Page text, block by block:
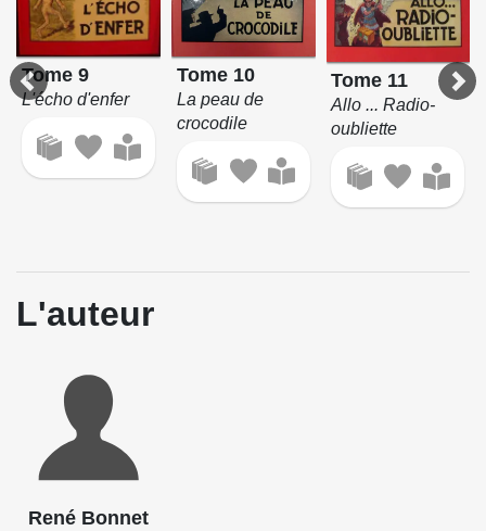
Tome 9
L'écho d'enfer
Tome 10
La peau de
crocodile
Tome 11
Allo ... Radio-
oubliette
L'auteur
René Bonnet